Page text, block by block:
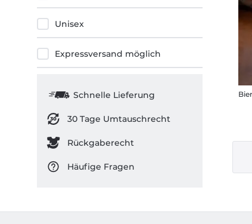
Unisex
Expressversand möglich
Schnelle Lieferung
30 Tage Umtauschrecht
Rückgaberecht
Häufige Fragen